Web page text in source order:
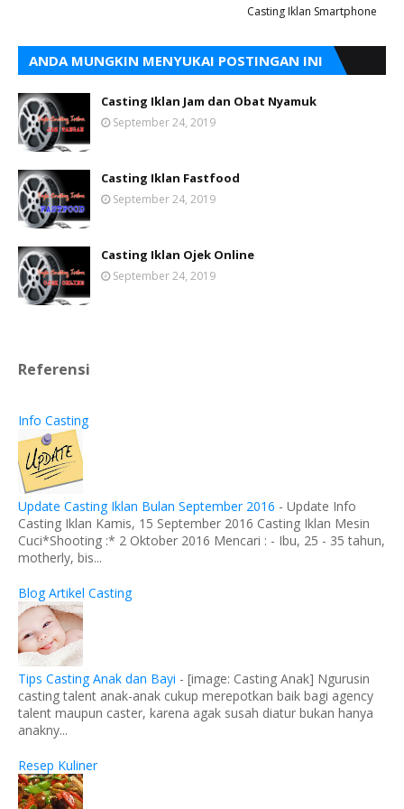
Casting Iklan Smartphone
ANDA MUNGKIN MENYUKAI POSTINGAN INI
Casting Iklan Jam dan Obat Nyamuk
September 24, 2019
Casting Iklan Fastfood
September 24, 2019
Casting Iklan Ojek Online
September 24, 2019
Referensi
Info Casting
Update Casting Iklan Bulan September 2016 - Update Info
Casting Iklan Kamis, 15 September 2016 Casting Iklan Mesin
Cuci*Shooting :* 2 Oktober 2016 Mencari : - Ibu, 25 - 35 tahun,
motherly, bis...
Blog Artikel Casting
Tips Casting Anak dan Bayi - [image: Casting Anak] Ngurusin
casting talent anak-anak cukup merepotkan baik bagi agency
talent maupun caster, karena agak susah diatur bukan hanya
anakny...
Resep Kuliner